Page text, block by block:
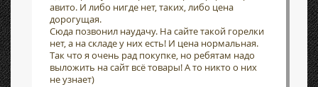
авито. И либо нигде нет, таких, либо цена
дорогущая.
Сюда позвонил наудачу. На сайте такой горелки
нет, а на складе у них есть! И цена нормальная.
Так что я очень рад покупке, но ребятам надо
выложить на сайт всё товары! А то никто о них
не узнает)